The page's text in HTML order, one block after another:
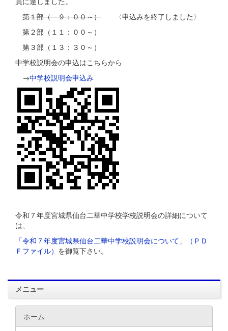
第１部（ ９：００～） 〈申込みを終了しました〉
第２部（１１：００～）
第３部（１３：３０～）
中学校説明会の申込はこちらから
→中学校説明会申込み
令和７年度宮城県仙台二華中学校学校説明会の詳細について
は、
「令和７年度宮城県仙台二華中学校説明会について」（ＰＤ
Ｆファイル） を御覧下さい。
メニュー
ホーム